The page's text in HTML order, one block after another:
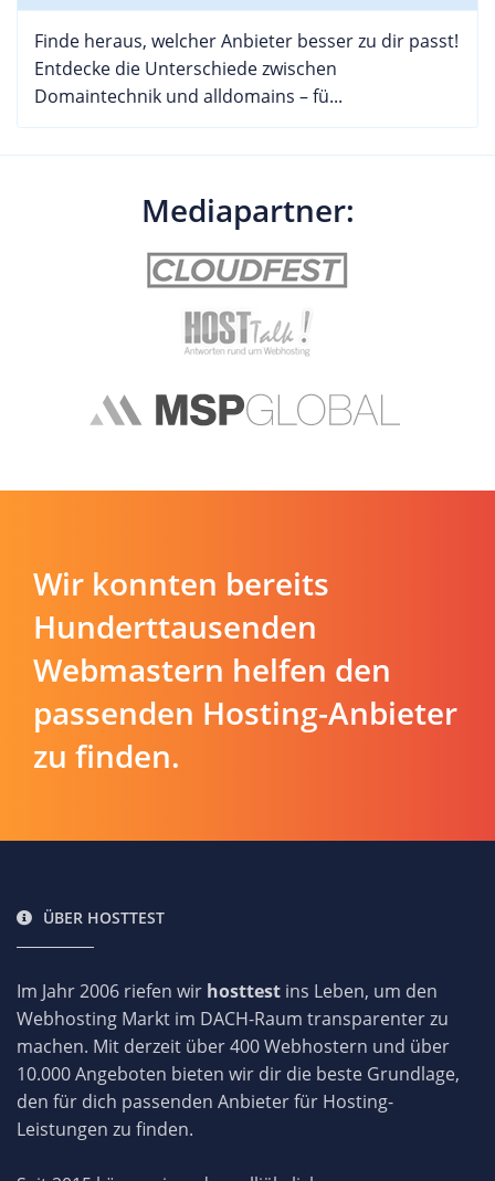
Finde heraus, welcher Anbieter besser zu dir passt!
Entdecke die Unterschiede zwischen
Domaintechnik und alldomains – fü...
Mediapartner:
Wir konnten bereits
Hunderttausenden
Webmastern helfen den
passenden Hosting-Anbieter
zu finden.
ÜBER HOSTTEST
Im Jahr 2006 riefen wir hosttest ins Leben, um den
Webhosting Markt im DACH-Raum transparenter zu
machen. Mit derzeit über 400 Webhostern und über
10.000 Angeboten bieten wir dir die beste Grundlage,
den für dich passenden Anbieter für Hosting-
Leistungen zu finden.